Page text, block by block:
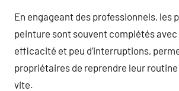
En engageant des professionnels, les
peinture sont souvent complétés avec
efficacité et peu d’interruptions,
propriétaires de reprendre leur
vite.